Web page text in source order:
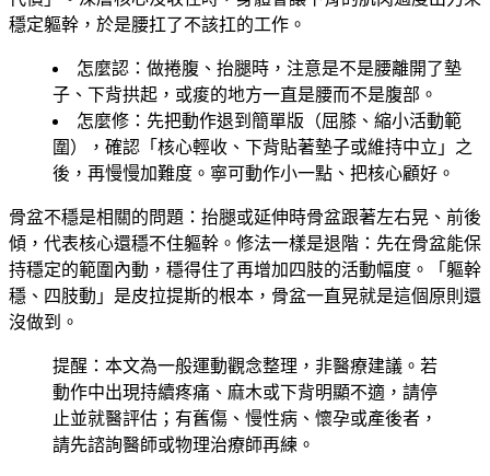
穩定軀幹，於是腰扛了不該扛的工作。
怎麼認 ：做捲腹、抬腿時，注意是不是腰離開了墊
子、下背拱起，或痠的地方一直是腰而不是腹部。
怎麼修 ：先把動作退到簡單版（屈膝、縮小活動範
圍），確認「核心輕收、下背貼著墊子或維持中立」之
後，再慢慢加難度。寧可動作小一點、把核心顧好。
骨盆不穩是相關的問題：抬腿或延伸時骨盆跟著左右晃、前後
傾，代表核心還穩不住軀幹。修法一樣是退階：先在骨盆能保
持穩定的範圍內動，穩得住了再增加四肢的活動幅度。「軀幹
穩、四肢動」是皮拉提斯的根本，骨盆一直晃就是這個原則還
沒做到。
提醒：本文為一般運動觀念整理，非醫療建議。若
動作中出現持續疼痛、麻木或下背明顯不適，請停
止並就醫評估；有舊傷、慢性病、懷孕或產後者，
請先諮詢醫師或物理治療師再練。